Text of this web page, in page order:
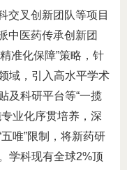
交叉创新团队等项目
中医药传承创新团
准化保障”策略，针
域，引入高水平学术
及科研平台等“一揽
业化序贯培养，深
唯”限制，将新药研
学科现有全球2%顶